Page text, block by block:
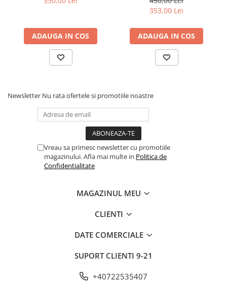
adâncime
– finisaj antracit cu pin
Construcție stabilă și durabilă
Perfect pentru apartamente și case moderne
pentru Încălțămintea Ta
Compartimentele optimizate permit depozitarea eficientă a
diferitelor tipuri de încălțăminte:
pantofi casual, papuci de casa
pantofi eleganți
încălțăminte de zi cu zi
Prin organizarea verticală, pantofarul reduce dezordinea din hol
Design Modern pentru
Orice Interior
Culoarea alba creează un contrast elegant și modern, potrivit
interioare moderne
ADAUGA IN COS
353,00 Lei
ADAUGA IN COS
Newsletter Nu rata ofertele si promotiile noastre
Vreau sa primesc newsletter cu promotiile
magazinului. Afla mai multe in Politica de
Confidentialitate
MAGAZINUL MEU
CLIENTI
DATE COMERCIALE
SUPORT CLIENTI 9-21
+40722535407